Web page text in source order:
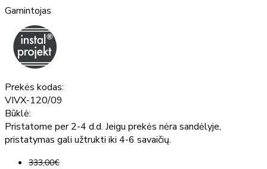
Gamintojas
Prekės kodas:
VIVX-120/09
Būklė:
Pristatome per 2-4 d.d. Jeigu prekės nėra sandėlyje,
pristatymas gali užtrukti iki 4-6 savaičių.
333,00€